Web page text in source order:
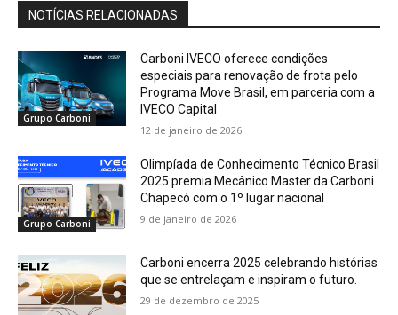
NOTÍCIAS RELACIONADAS
Grupo Carboni
Carboni IVECO oferece condições
especiais para renovação de frota pelo
Programa Move Brasil, em parceria com a
IVECO Capital
12 de janeiro de 2026
Grupo Carboni
Olimpíada de Conhecimento Técnico Brasil
2025 premia Mecânico Master da Carboni
Chapecó com o 1º lugar nacional
9 de janeiro de 2026
Carboni encerra 2025 celebrando histórias
que se entrelaçam e inspiram o futuro.
29 de dezembro de 2025